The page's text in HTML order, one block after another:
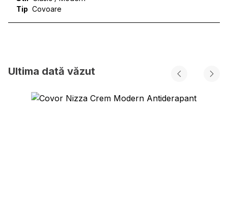
Tip Covoare
Ultima dată văzut